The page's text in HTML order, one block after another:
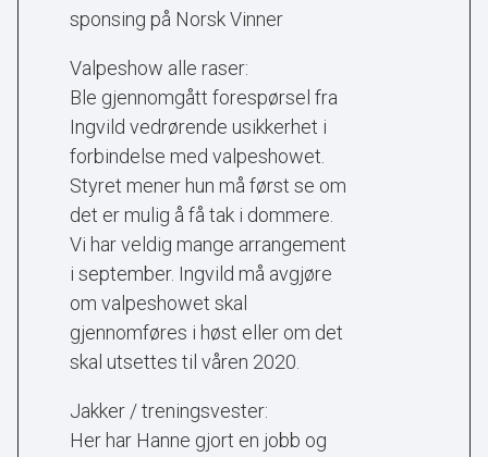
sponsing på Norsk Vinner
Valpeshow alle raser:
Ble gjennomgått forespørsel fra
Ingvild vedrørende usikkerhet i
forbindelse med valpeshowet.
Styret mener hun må først se om
det er mulig å få tak i dommere.
Vi har veldig mange arrangement
i september. Ingvild må avgjøre
om valpeshowet skal
gjennomføres i høst eller om det
skal utsettes til våren 2020.
Jakker / treningsvester:
Her har Hanne gjort en jobb og